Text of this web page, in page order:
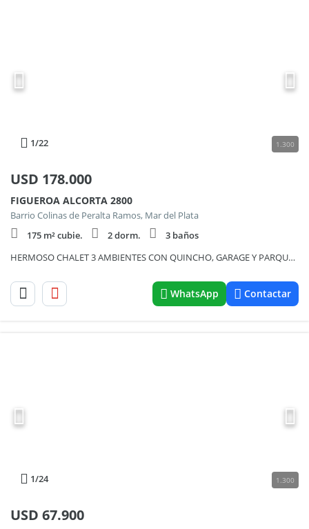
1/22 1.300
USD 178.000
FIGUEROA ALCORTA 2800
Barrio Colinas de Peralta Ramos, Mar del Plata
175 m² cubie.
2 dorm.
3 baños
HERMOSO CHALET 3 AMBIENTES CON QUINCHO, GARAGE Y PARQUE + DEPTO, PUNTA MOGOTES
WhatsApp Contactar
1/24 1.300
USD 67.900